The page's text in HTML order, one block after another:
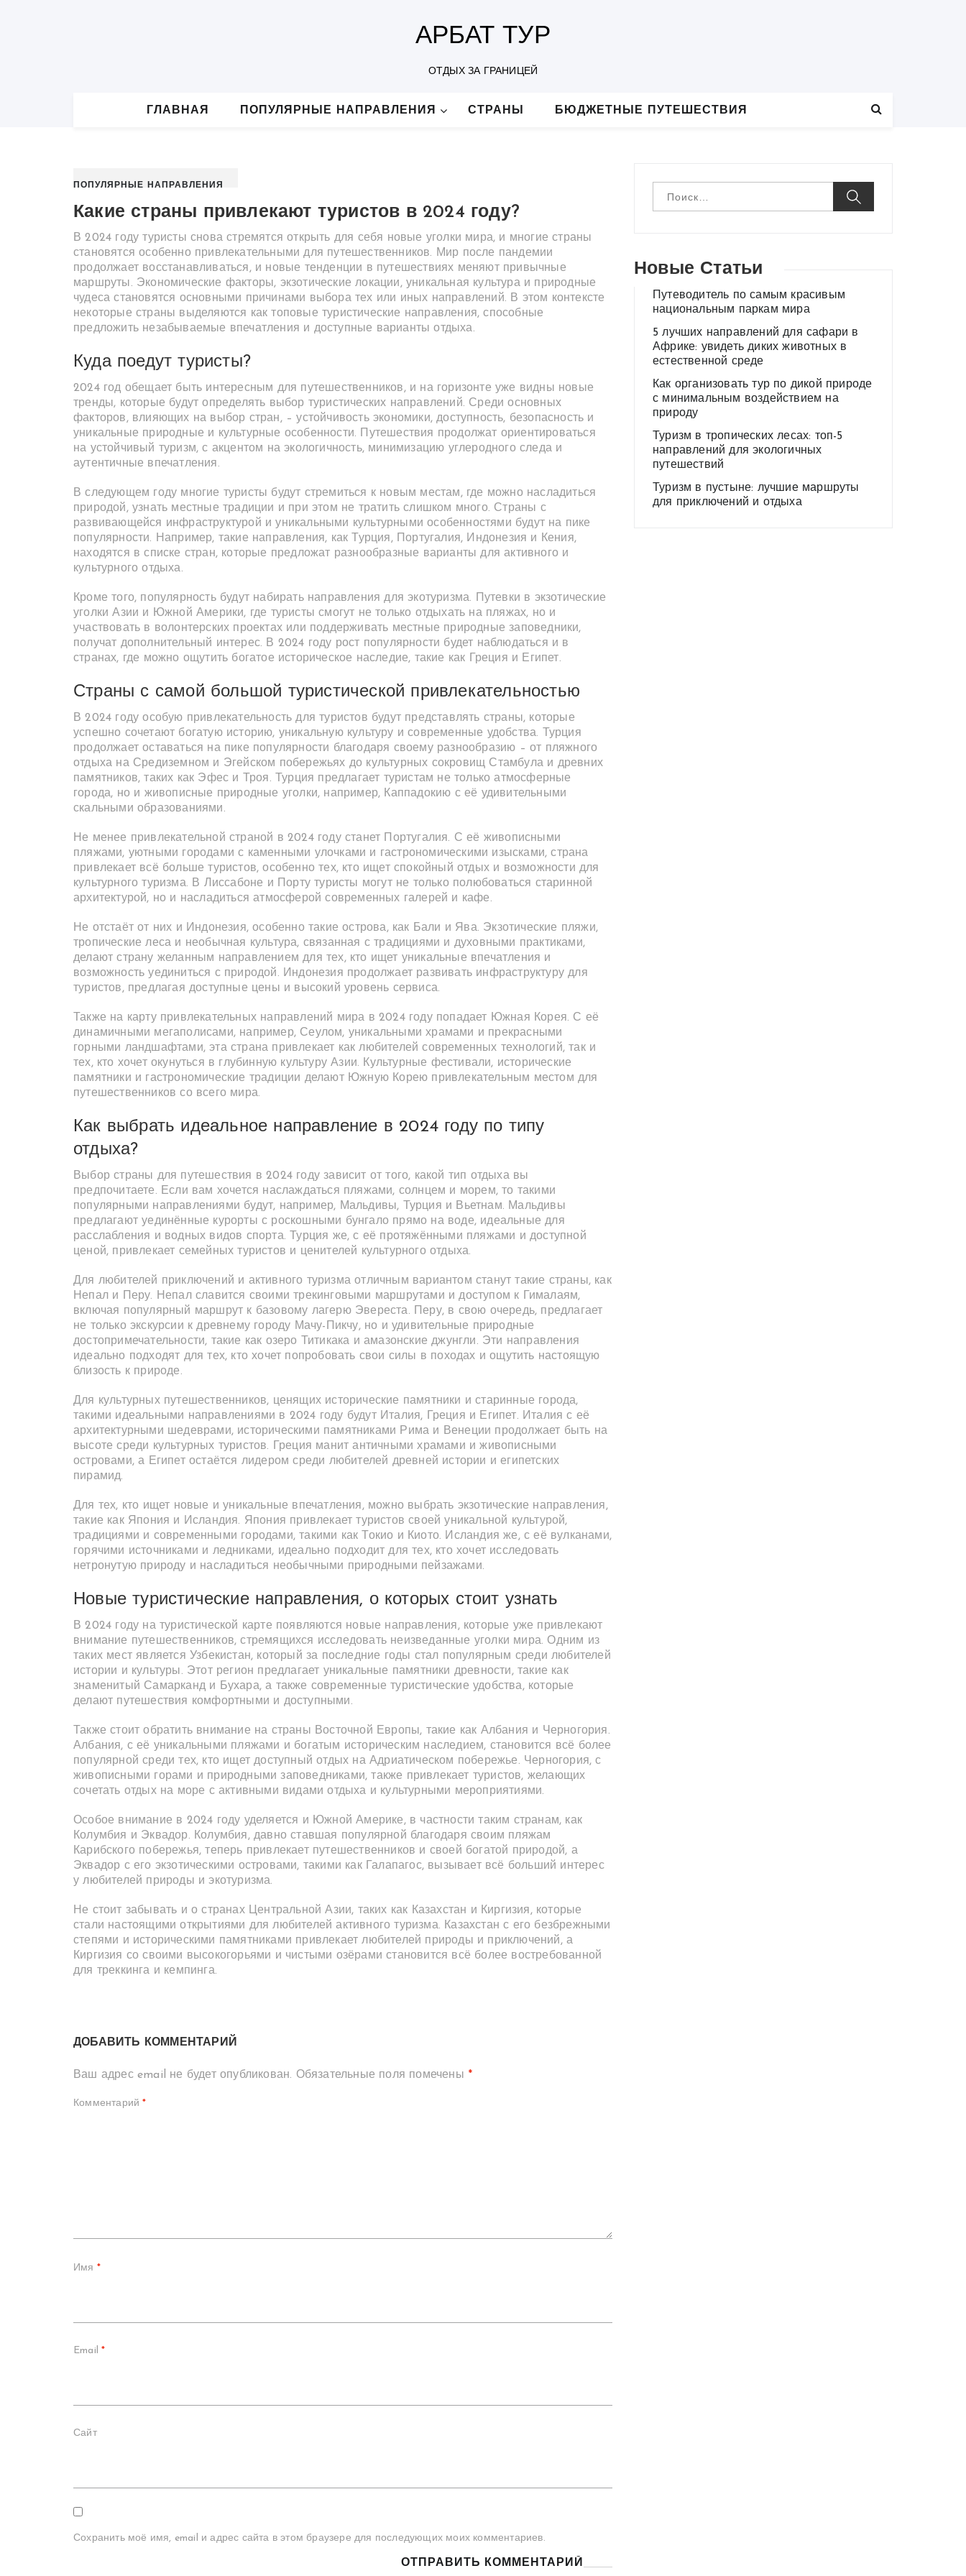
АРБАТ ТУР
ОТДЫХ ЗА ГРАНИЦЕЙ
ГЛАВНАЯ ПОПУЛЯРНЫЕ НАПРАВЛЕНИЯ СТРАНЫ БЮДЖЕТНЫЕ ПУТЕШЕСТВИЯ
ПОПУЛЯРНЫЕ НАПРАВЛЕНИЯ
Какие страны привлекают туристов в 2024 году?
В 2024 году туристы снова стремятся открыть для себя новые уголки мира, и многие страны
становятся особенно привлекательными для путешественников. Мир после пандемии
продолжает восстанавливаться, и новые тенденции в путешествиях меняют привычные
маршруты. Экономические факторы, экзотические локации, уникальная культура и природные
чудеса становятся основными причинами выбора тех или иных направлений. В этом контексте
некоторые страны выделяются как топовые туристические направления, способные
предложить незабываемые впечатления и доступные варианты отдыха.
Куда поедут туристы?
2024 год обещает быть интересным для путешественников, и на горизонте уже видны новые
тренды, которые будут определять выбор туристических направлений. Среди основных
факторов, влияющих на выбор стран, – устойчивость экономики, доступность, безопасность и
уникальные природные и культурные особенности. Путешествия продолжат ориентироваться
на устойчивый туризм, с акцентом на экологичность, минимизацию углеродного следа и
аутентичные впечатления.
В следующем году многие туристы будут стремиться к новым местам, где можно насладиться
природой, узнать местные традиции и при этом не тратить слишком много. Страны с
развивающейся инфраструктурой и уникальными культурными особенностями будут на пике
популярности. Например, такие направления, как Турция, Португалия, Индонезия и Кения,
находятся в списке стран, которые предложат разнообразные варианты для активного и
культурного отдыха.
Кроме того, популярность будут набирать направления для экотуризма. Путевки в экзотические
уголки Азии и Южной Америки, где туристы смогут не только отдыхать на пляжах, но и
участвовать в волонтерских проектах или поддерживать местные природные заповедники,
получат дополнительный интерес. В 2024 году рост популярности будет наблюдаться и в
странах, где можно ощутить богатое историческое наследие, такие как Греция и Египет.
Страны с самой большой туристической привлекательностью
В 2024 году особую привлекательность для туристов будут представлять страны, которые
успешно сочетают богатую историю, уникальную культуру и современные удобства. Турция
продолжает оставаться на пике популярности благодаря своему разнообразию – от пляжного
отдыха на Средиземном и Эгейском побережьях до культурных сокровищ Стамбула и древних
памятников, таких как Эфес и Троя. Турция предлагает туристам не только атмосферные
города, но и живописные природные уголки, например, Каппадокию с её удивительными
скальными образованиями.
Не менее привлекательной страной в 2024 году станет Португалия. С её живописными
пляжами, уютными городами с каменными улочками и гастрономическими изысками, страна
привлекает всё больше туристов, особенно тех, кто ищет спокойный отдых и возможности для
культурного туризма. В Лиссабоне и Порту туристы могут не только полюбоваться старинной
архитектурой, но и насладиться атмосферой современных галерей и кафе.
Не отстаёт от них и Индонезия, особенно такие острова, как Бали и Ява. Экзотические пляжи,
тропические леса и необычная культура, связанная с традициями и духовными практиками,
делают страну желанным направлением для тех, кто ищет уникальные впечатления и
возможность уединиться с природой. Индонезия продолжает развивать инфраструктуру для
туристов, предлагая доступные цены и высокий уровень сервиса.
Также на карту привлекательных направлений мира в 2024 году попадает Южная Корея. С её
динамичными мегаполисами, например, Сеулом, уникальными храмами и прекрасными
горными ландшафтами, эта страна привлекает как любителей современных технологий, так и
тех, кто хочет окунуться в глубинную культуру Азии. Культурные фестивали, исторические
памятники и гастрономические традиции делают Южную Корею привлекательным местом для
путешественников со всего мира.
Как выбрать идеальное направление в 2024 году по типу
отдыха?
Выбор страны для путешествия в 2024 году зависит от того, какой тип отдыха вы
предпочитаете. Если вам хочется наслаждаться пляжами, солнцем и морем, то такими
популярными направлениями будут, например, Мальдивы, Турция и Вьетнам. Мальдивы
предлагают уединённые курорты с роскошными бунгало прямо на воде, идеальные для
расслабления и водных видов спорта. Турция же, с её протяжёнными пляжами и доступной
ценой, привлекает семейных туристов и ценителей культурного отдыха.
Для любителей приключений и активного туризма отличным вариантом станут такие страны, как
Непал и Перу. Непал славится своими трекинговыми маршрутами и доступом к Гималаям,
включая популярный маршрут к базовому лагерю Эвереста. Перу, в свою очередь, предлагает
не только экскурсии к древнему городу Мачу-Пикчу, но и удивительные природные
достопримечательности, такие как озеро Титикака и амазонские джунгли. Эти направления
идеально подходят для тех, кто хочет попробовать свои силы в походах и ощутить настоящую
близость к природе.
Для культурных путешественников, ценящих исторические памятники и старинные города,
такими идеальными направлениями в 2024 году будут Италия, Греция и Египет. Италия с её
архитектурными шедеврами, историческими памятниками Рима и Венеции продолжает быть на
высоте среди культурных туристов. Греция манит античными храмами и живописными
островами, а Египет остаётся лидером среди любителей древней истории и египетских
пирамид.
Для тех, кто ищет новые и уникальные впечатления, можно выбрать экзотические направления,
такие как Япония и Исландия. Япония привлекает туристов своей уникальной культурой,
традициями и современными городами, такими как Токио и Киото. Исландия же, с её вулканами,
горячими источниками и ледниками, идеально подходит для тех, кто хочет исследовать
нетронутую природу и насладиться необычными природными пейзажами.
Новые туристические направления, о которых стоит узнать
В 2024 году на туристической карте появляются новые направления, которые уже привлекают
внимание путешественников, стремящихся исследовать неизведанные уголки мира. Одним из
таких мест является Узбекистан, который за последние годы стал популярным среди любителей
истории и культуры. Этот регион предлагает уникальные памятники древности, такие как
знаменитый Самарканд и Бухара, а также современные туристические удобства, которые
делают путешествия комфортными и доступными.
Также стоит обратить внимание на страны Восточной Европы, такие как Албания и Черногория.
Албания, с её уникальными пляжами и богатым историческим наследием, становится всё более
популярной среди тех, кто ищет доступный отдых на Адриатическом побережье. Черногория, с
живописными горами и природными заповедниками, также привлекает туристов, желающих
сочетать отдых на море с активными видами отдыха и культурными мероприятиями.
Особое внимание в 2024 году уделяется и Южной Америке, в частности таким странам, как
Колумбия и Эквадор. Колумбия, давно ставшая популярной благодаря своим пляжам
Карибского побережья, теперь привлекает путешественников и своей богатой природой, а
Эквадор с его экзотическими островами, такими как Галапагос, вызывает всё больший интерес
у любителей природы и экотуризма.
Не стоит забывать и о странах Центральной Азии, таких как Казахстан и Киргизия, которые
стали настоящими открытиями для любителей активного туризма. Казахстан с его безбрежными
степями и историческими памятниками привлекает любителей природы и приключений, а
Киргизия со своими высокогорьями и чистыми озёрами становится всё более востребованной
для треккинга и кемпинга.
ДОБАВИТЬ КОММЕНТАРИЙ
Ваш адрес email не будет опубликован. Обязательные поля помечены *
Комментарий*
Имя *
Email*
Сайт
Сохранить моё имя, email и адрес сайта в этом браузере для последующих моих комментариев.
й
Новые Статьи
Путеводитель по самым красивым
национальным паркам мира
5 лучших направлений для сафари в
Африке: увидеть диких животных в
естественной среде
Как организовать тур по дикой природе
с минимальным воздействием на
природу
Туризм в тропических лесах: топ-5
направлений для экологичных
путешествий
Туризм в пустыне: лучшие маршруты
для приключений и отдыха